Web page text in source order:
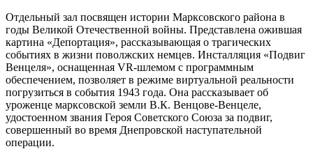
Отдельный зал посвящен истории Марксовского района в
годы Великой Отечественной войны. Представлена ожившая
картина «Депортация», рассказывающая о трагических
событиях в жизни поволжских немцев. Инсталляция «Подвиг
Венцеля», оснащенная VR-шлемом с программным
обеспечением, позволяет в режиме виртуальной реальности
погрузиться в события 1943 года. Она рассказывает об
уроженце марксовской земли В.К. Венцове-Венцеле,
удостоенном звания Героя Советского Союза за подвиг,
совершенный во время Днепровской наступательной
операции.